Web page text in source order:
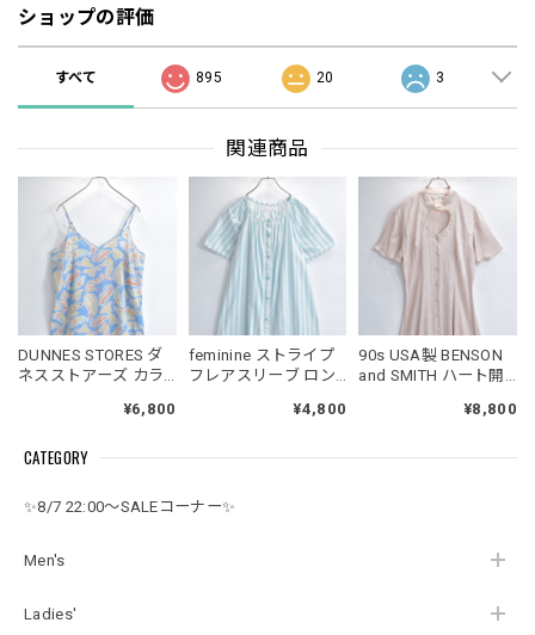
CATEGORY
✨8/7 22:00～SALEコーナー✨
Men's
Ladies'
ショップの評価
すべて 895 20 3
関連商品
DUNNES STORES ダ
ネスストアーズ カラ
カラップネック バッ
ールワンピース ライ
ンテージ ビンテージ
古着 レディース XLサ
¥6,800
feminine ストライプ
フレアスリーブ ロン
USED ヴィンテージ
ィース Mサイズ
¥4,800
90s USA製 BENSON
and SMITH ハート開
り 背面レースアップ
グワンピース ヌード
¥8,800